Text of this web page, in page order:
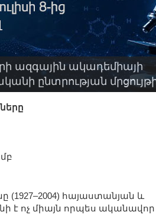
ազգային ակադեմիայի
ընտրության
հայաստանյան և
է ոչ միայն որպես ականավոր